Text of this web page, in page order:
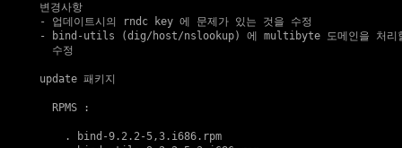
변경사항
- 업데이트시의 rndc key 에 문제가 있는 것을 수정
- bind-utils (dig/host/nslookup) 에 multibyte 도메인을 처리
  수정
update 패키지
  RPMS :
    .
bind-9.2.2-5,3.i686.rpm